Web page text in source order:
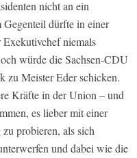
nicht an ein
Gegenteil dürfte in einer
niemals
würde die Sachsen-CDU
zu Meister Eder schicken.
Kräfte in der Union – und
es lieber mit einer
probieren, als sich
und dabei wie die